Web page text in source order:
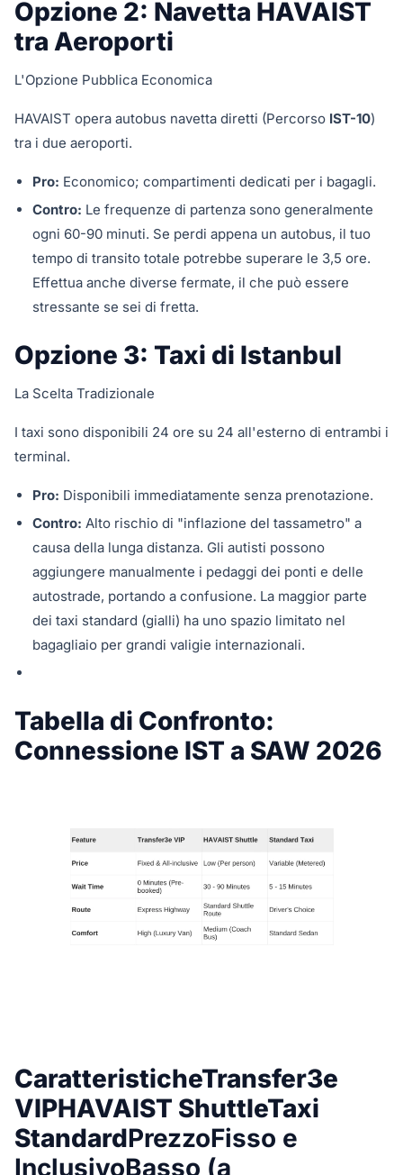
Opzione 2: Navetta HAVAIST
tra Aeroporti
L'Opzione Pubblica Economica
HAVAIST opera autobus navetta diretti (Percorso IST-10)
tra i due aeroporti.
Pro: Economico; compartimenti dedicati per i bagagli.
Contro: Le frequenze di partenza sono generalmente
ogni 60-90 minuti. Se perdi appena un autobus, il tuo
tempo di transito totale potrebbe superare le 3,5 ore.
Effettua anche diverse fermate, il che può essere
stressante se sei di fretta.
Opzione 3: Taxi di Istanbul
La Scelta Tradizionale
I taxi sono disponibili 24 ore su 24 all'esterno di entrambi i
terminal.
Pro: Disponibili immediatamente senza prenotazione.
Contro: Alto rischio di "inflazione del tassametro" a
causa della lunga distanza. Gli autisti possono
aggiungere manualmente i pedaggi dei ponti e delle
autostrade, portando a confusione. La maggior parte
dei taxi standard (gialli) ha uno spazio limitato nel
bagagliaio per grandi valigie internazionali.
Tabella di Confronto:
Connessione IST a SAW 2026
CaratteristicheTransfer3e
VIPHAVAIST ShuttleTaxi
StandardPrezzoFisso e
InclusivoBasso (a